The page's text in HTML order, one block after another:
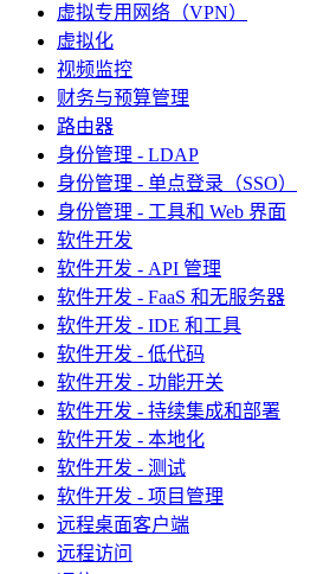
虚拟专用网络（VPN）
虚拟化
视频监控
财务与预算管理
路由器
身份管理 - LDAP
身份管理 - 单点登录（SSO）
身份管理 - 工具和 Web 界面
软件开发
软件开发 - API 管理
软件开发 - FaaS 和无服务器
软件开发 - IDE 和工具
软件开发 - 低代码
软件开发 - 功能开关
软件开发 - 持续集成和部署
软件开发 - 本地化
软件开发 - 测试
软件开发 - 项目管理
远程桌面客户端
远程访问